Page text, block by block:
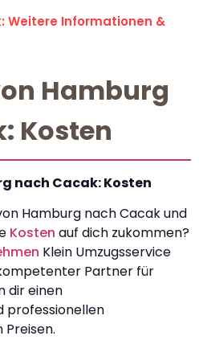
Weitere Informationen &
Hamburg
Kosten
nach Cacak: Kosten
Hamburg nach Cacak und
Kosten auf dich zukommen?
Klein Umzugsservice
Partner für
dir einen
professionellen
Preisen.